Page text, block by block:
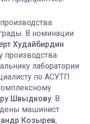
В номинации
Худайбирдин
производства
лаборатории
по АСУТП
Швыдкову. В
машинист
Козырев,